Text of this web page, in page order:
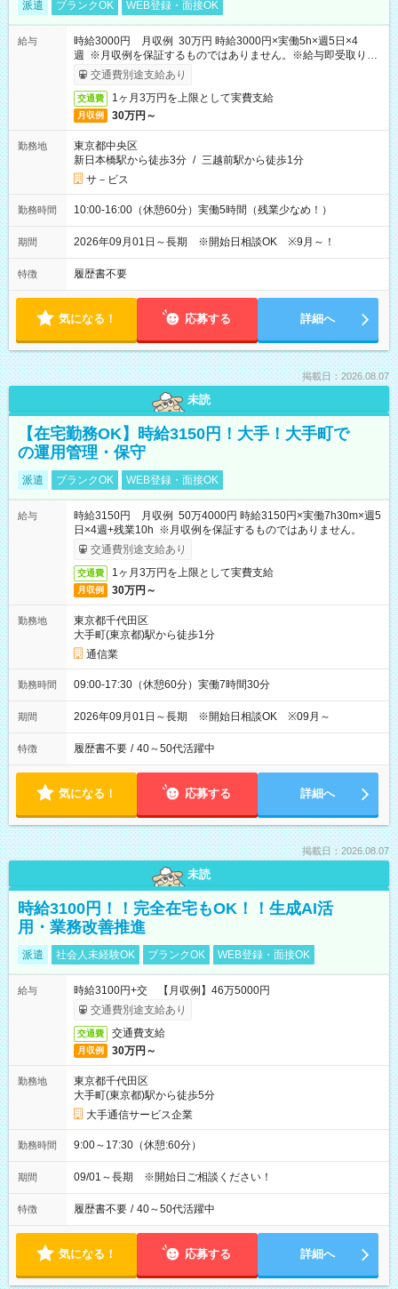
派遣 ブランクOK WEB登録・面接OK
給与
時給3000円 月収例 30万円 時給3000円×実働5h×週5日×4
週 ※月収例を保証するものではありません。※給与即受取りサ
ービス利用可（利用条件有）
交通費別途支給あり
交通費 1ヶ月3万円を上限として実費支給
月収例 30万円～
勤務地
東京都中央区
新日本橋駅から徒歩3分 / 三越前駅から徒歩1分
サ－ビス
勤務時間 10:00-16:00（休憩60分）実働5時間（残業少なめ！）
期間 2026年09月01日～長期 ※開始日相談OK ※9月～！
特徴 履歴書不要
気になる！ 応募する 詳細へ
掲載日：2026.08.07
未読
【在宅勤務OK】時給3150円！大手！大手町で
の運用管理・保守
派遣 ブランクOK WEB登録・面接OK
給与
時給3150円 月収例 50万4000円 時給3150円×実働7h30m×週5
日×4週+残業10h ※月収例を保証するものではありません。
交通費別途支給あり
交通費 1ヶ月3万円を上限として実費支給
月収例 30万円～
勤務地
東京都千代田区
大手町(東京都)駅から徒歩1分
通信業
勤務時間 09:00-17:30（休憩60分）実働7時間30分
期間 2026年09月01日～長期 ※開始日相談OK ※09月～
特徴 履歴書不要 / 40～50代活躍中
気になる！ 応募する 詳細へ
掲載日：2026.08.07
未読
時給3100円！！完全在宅もOK！！生成AI活
用・業務改善推進
派遣 社会人未経験OK ブランクOK WEB登録・面接OK
給与
時給3100円+交 【月収例】46万5000円
交通費別途支給あり
交通費 交通費支給
月収例 30万円～
勤務地
東京都千代田区
大手町(東京都)駅から徒歩5分
大手通信サービス企業
勤務時間 9:00～17:30（休憩:60分）
期間 09/01～長期 ※開始日ご相談ください！
特徴 履歴書不要 / 40～50代活躍中
気になる！ 応募する 詳細へ